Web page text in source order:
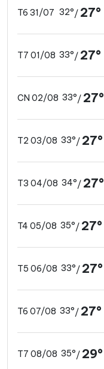
T6 31/07 32°/ 27°
T7 01/08 33°/ 27°
CN 02/08 33°/ 27°
T2 03/08 33°/ 27°
T3 04/08 34°/ 27°
T4 05/08 35°/ 27°
T5 06/08 33°/ 27°
T6 07/08 33°/ 27°
T7 08/08 35°/ 29°